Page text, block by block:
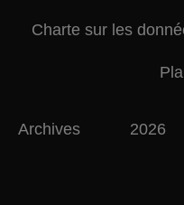
Charte sur les
Archives 2026